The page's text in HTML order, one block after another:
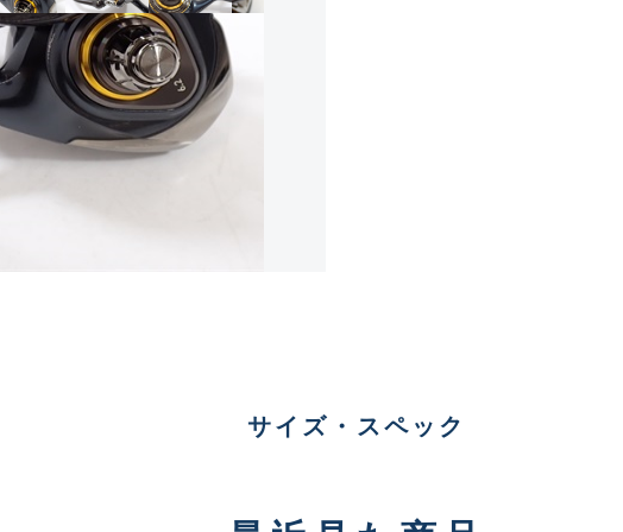
かなり使用感があり、全体
サイズ・スペック